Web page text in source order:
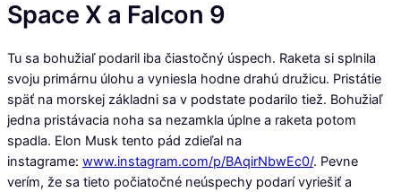
Space X a Falcon 9
Tu sa bohužiaľ podaril iba čiastočný úspech. Raketa si splnila
svoju primárnu úlohu a vyniesla hodne drahú družicu. Pristátie
späť na morskej základni sa v podstate podarilo tiež. Bohužiaľ
jedna pristávacia noha sa nezamkla úplne a raketa potom
spadla. Elon Musk tento pád zdieľal na
instagrame: www.instagram.com/p/BAqirNbwEc0/. Pevne
verím, že sa tieto počiatočné neúspechy podarí vyriešiť a